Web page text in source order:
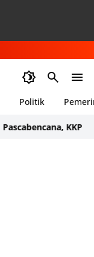
Politik
Pascabencana, KKP